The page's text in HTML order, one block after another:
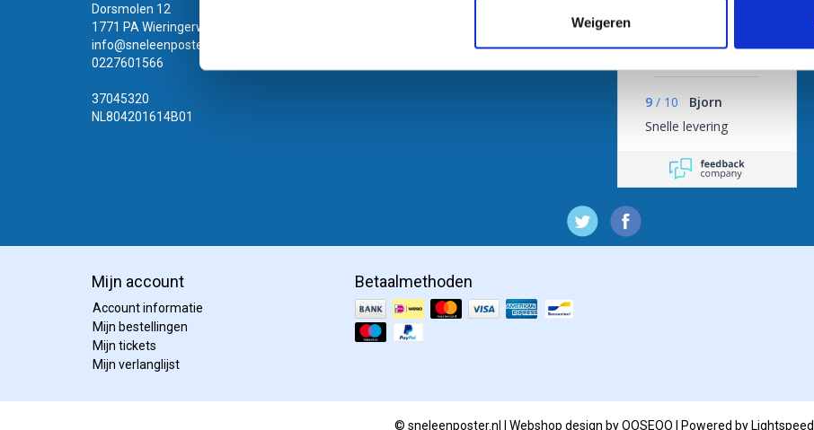
Weigeren
Dorsmolen 12
1771 PA Wieringerwerf
info@sneleenposter.nl
0227601566
37045320
NL804201614B01
9.3 / 10 1.837 reviews
9 / 10
Bjorn
Snelle levering
Mijn account
Account informatie
Mijn bestellingen
Mijn tickets
Mijn verlanglijst
Betaalmethoden
© sneleenposter.nl | Webshop design byOOSEOO | Powered byLightspeed